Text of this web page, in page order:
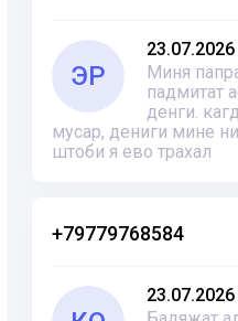
ЭР
23.07.2026
Миня
падмитат
денги.
мусар, дениги мине
штоби я ево трахал
+79779768584
23.07.2026